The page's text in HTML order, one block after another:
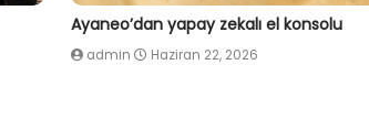
Ayaneo’dan yapay zekalı el konsolu
admin Haziran 22, 2026